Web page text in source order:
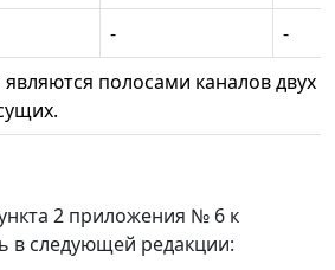
-
-
полосами каналов двух
2 приложения № 6 к
в следующей редакции: